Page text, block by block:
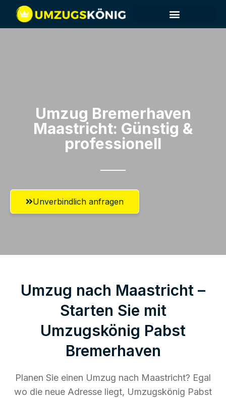
Umzug Bremerhaven​
Maastricht: Günstig &
professionell​
Unverbindlich anfragen
Umzug nach Maastricht –
Starten Sie mit
Umzugskönig Pabst
Bremerhaven
Planen Sie einen Umzug nach Maastricht? Egal
wo die neue Adresse liegt, Umzugskönig Pabst